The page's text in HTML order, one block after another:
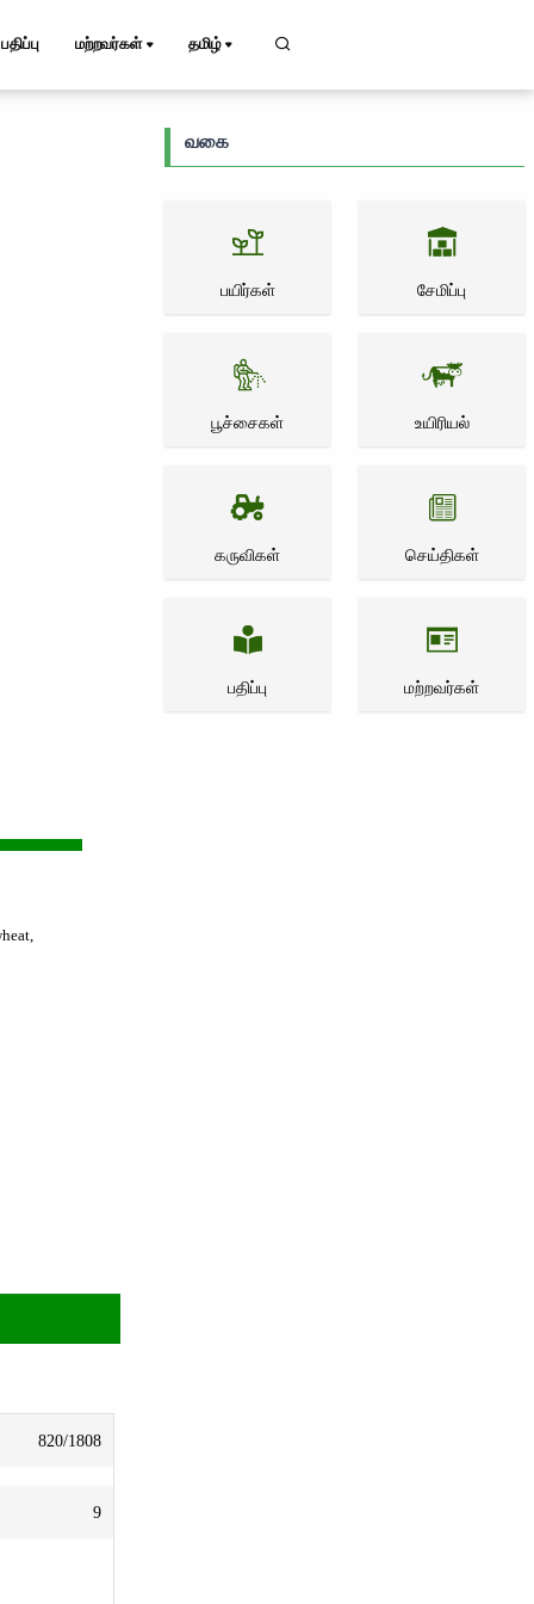
பதிப்பு மற்றவர்கள் தமிழ்
820/1808
9
வகை
பயிர்கள் சேமிப்பு
பூச்சைகள் உயிரியல்
கருவிகள் செய்திகள்
பதிப்பு மற்றவர்கள்